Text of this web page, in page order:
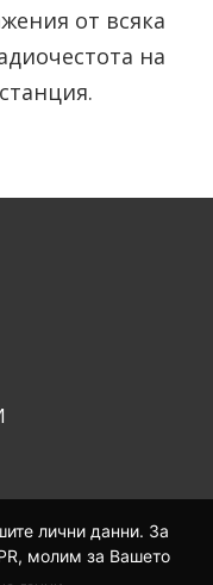
лични данни. За
молим за Вашето
от всяка
на